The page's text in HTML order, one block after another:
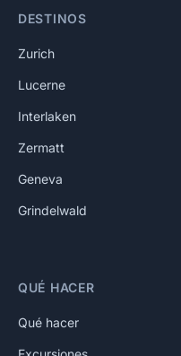
DESTINOS
Zurich
Lucerne
Interlaken
Zermatt
Geneva
Grindelwald
QUÉ HACER
Qué hacer